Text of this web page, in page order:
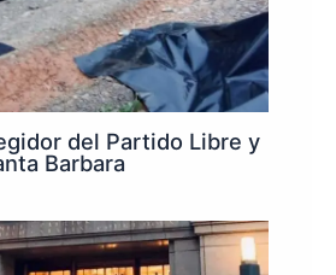
del Partido Libre y
Barbara